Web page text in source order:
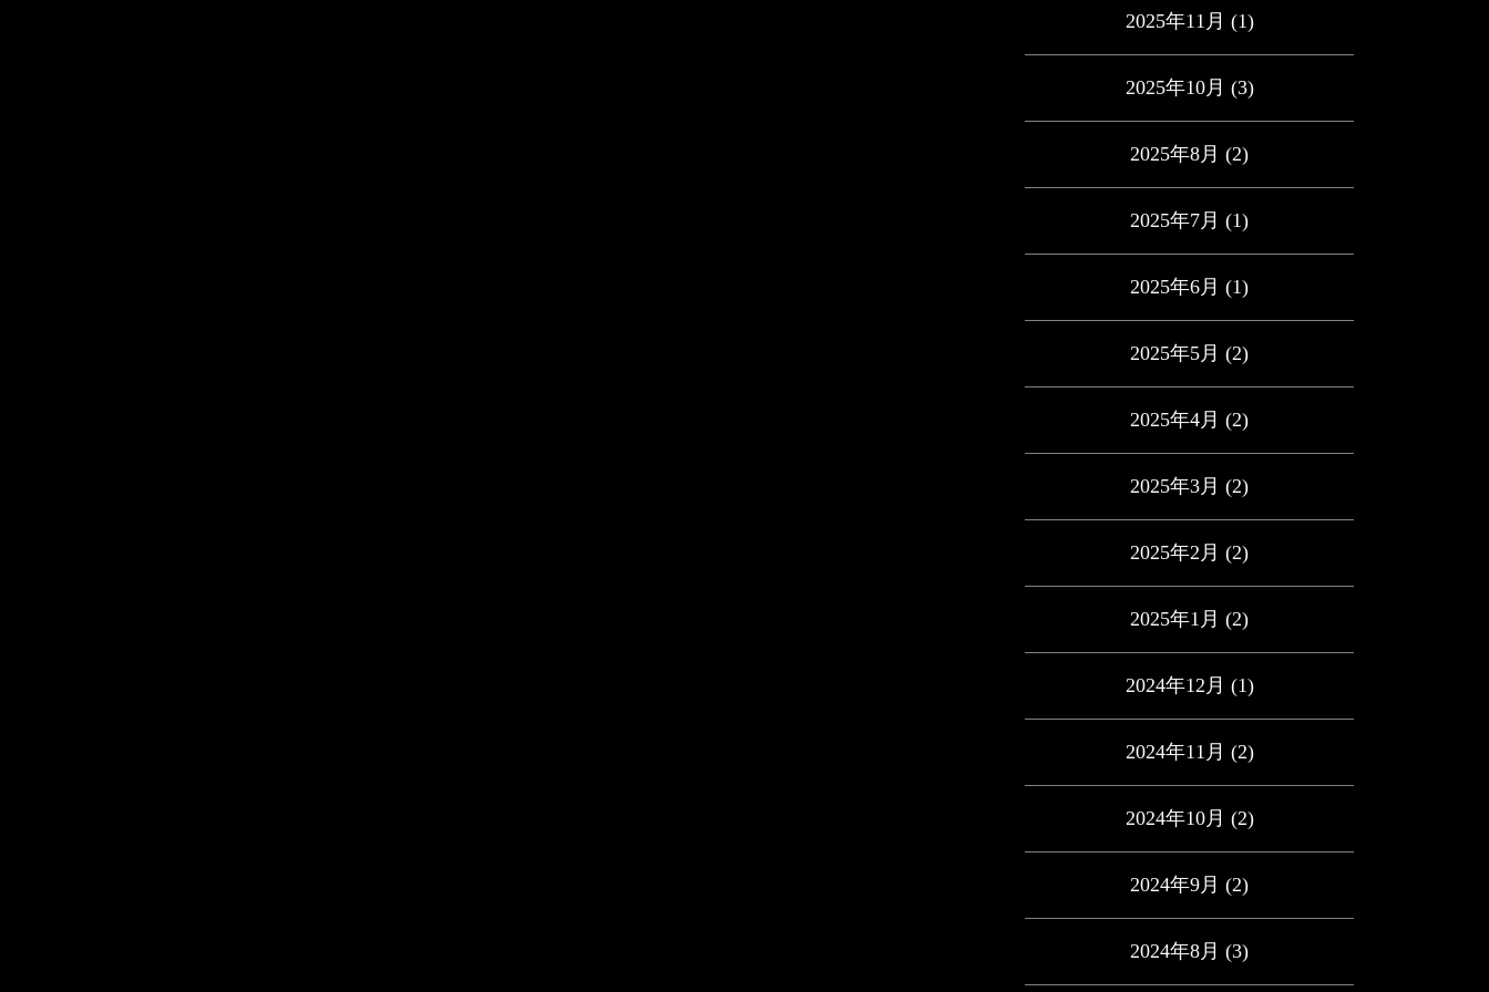
2025年11月 (1)
2025年10月 (3)
2025年8月 (2)
2025年7月 (1)
2025年6月 (1)
2025年5月 (2)
2025年4月 (2)
2025年3月 (2)
2025年2月 (2)
2025年1月 (2)
2024年12月 (1)
2024年11月 (2)
2024年10月 (2)
2024年9月 (2)
2024年8月 (3)